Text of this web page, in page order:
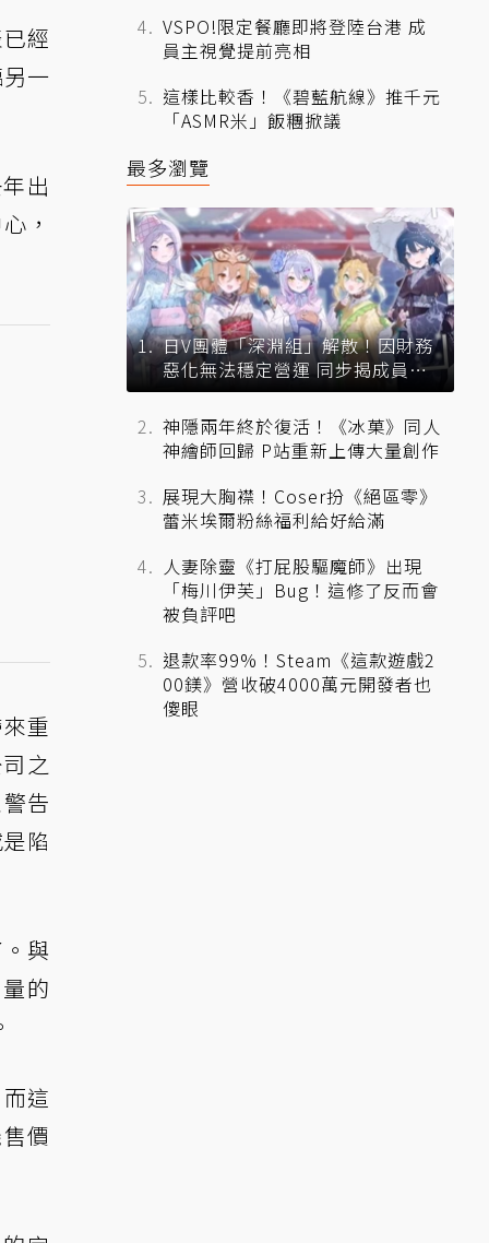
經
一
出
，
重
之
告
陷
與
的
這
價
VSPO!限定餐廳即將登陸台港 成
員主視覺提前亮相
這樣比較香！《碧藍航線》推千元
「ASMR米」飯糰掀議
最多瀏覽
日V團體「深淵組」解散！因財務
惡化無法穩定營運 同步揭成員未
來去向
神隱兩年終於復活！《冰菓》同人
神繪師回歸 P站重新上傳大量創作
展現大胸襟！Coser扮《絕區零》
蕾米埃爾粉絲福利給好給滿
人妻除靈《打屁股驅魔師》出現
「梅川伊芙」Bug！這修了反而會
被負評吧
退款率99%！Steam《這款遊戲2
00鎂》營收破4000萬元開發者也
傻眼